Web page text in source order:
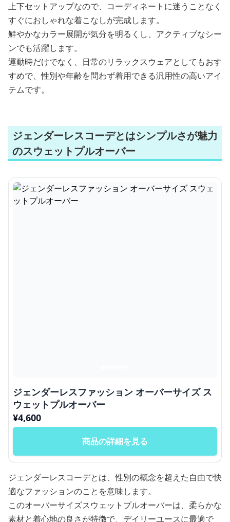
上下セットアップなので、コーディネートに迷うことなく
すぐにおしゃれな着こなしが完成します。
鮮やかなカラー展開が気分を明るくし、アクティブなシー
ンでも活躍します。
運動時だけでなく、日常のリラックスウェアとしてもおす
すめで、性別や年齢を問わず着用できる汎用性の高いアイ
テムです。
ジェンダーレスコーデとはシンプルさが魅力
のスウェットプルオーバー
ジェンダーレスファッション オーバーサイズ ス
ウェットプルオーバー
¥4,600
商品の詳細を見る
ジェンダーレスコーデとは、性別の概念を超えた自由で快
適なファッションのことを意味します。
このオーバーサイズスウェットプルオーバーは、柔らかな
素材と着心地の良さが特徴で、デイリーユースに最適で